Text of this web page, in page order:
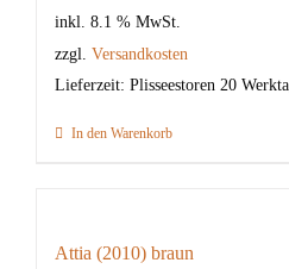
inkl. 8.1 % MwSt.
zzgl. Versandkosten
Lieferzeit: Plisseestoren 20
In den Warenkorb
Attia (2010) braun